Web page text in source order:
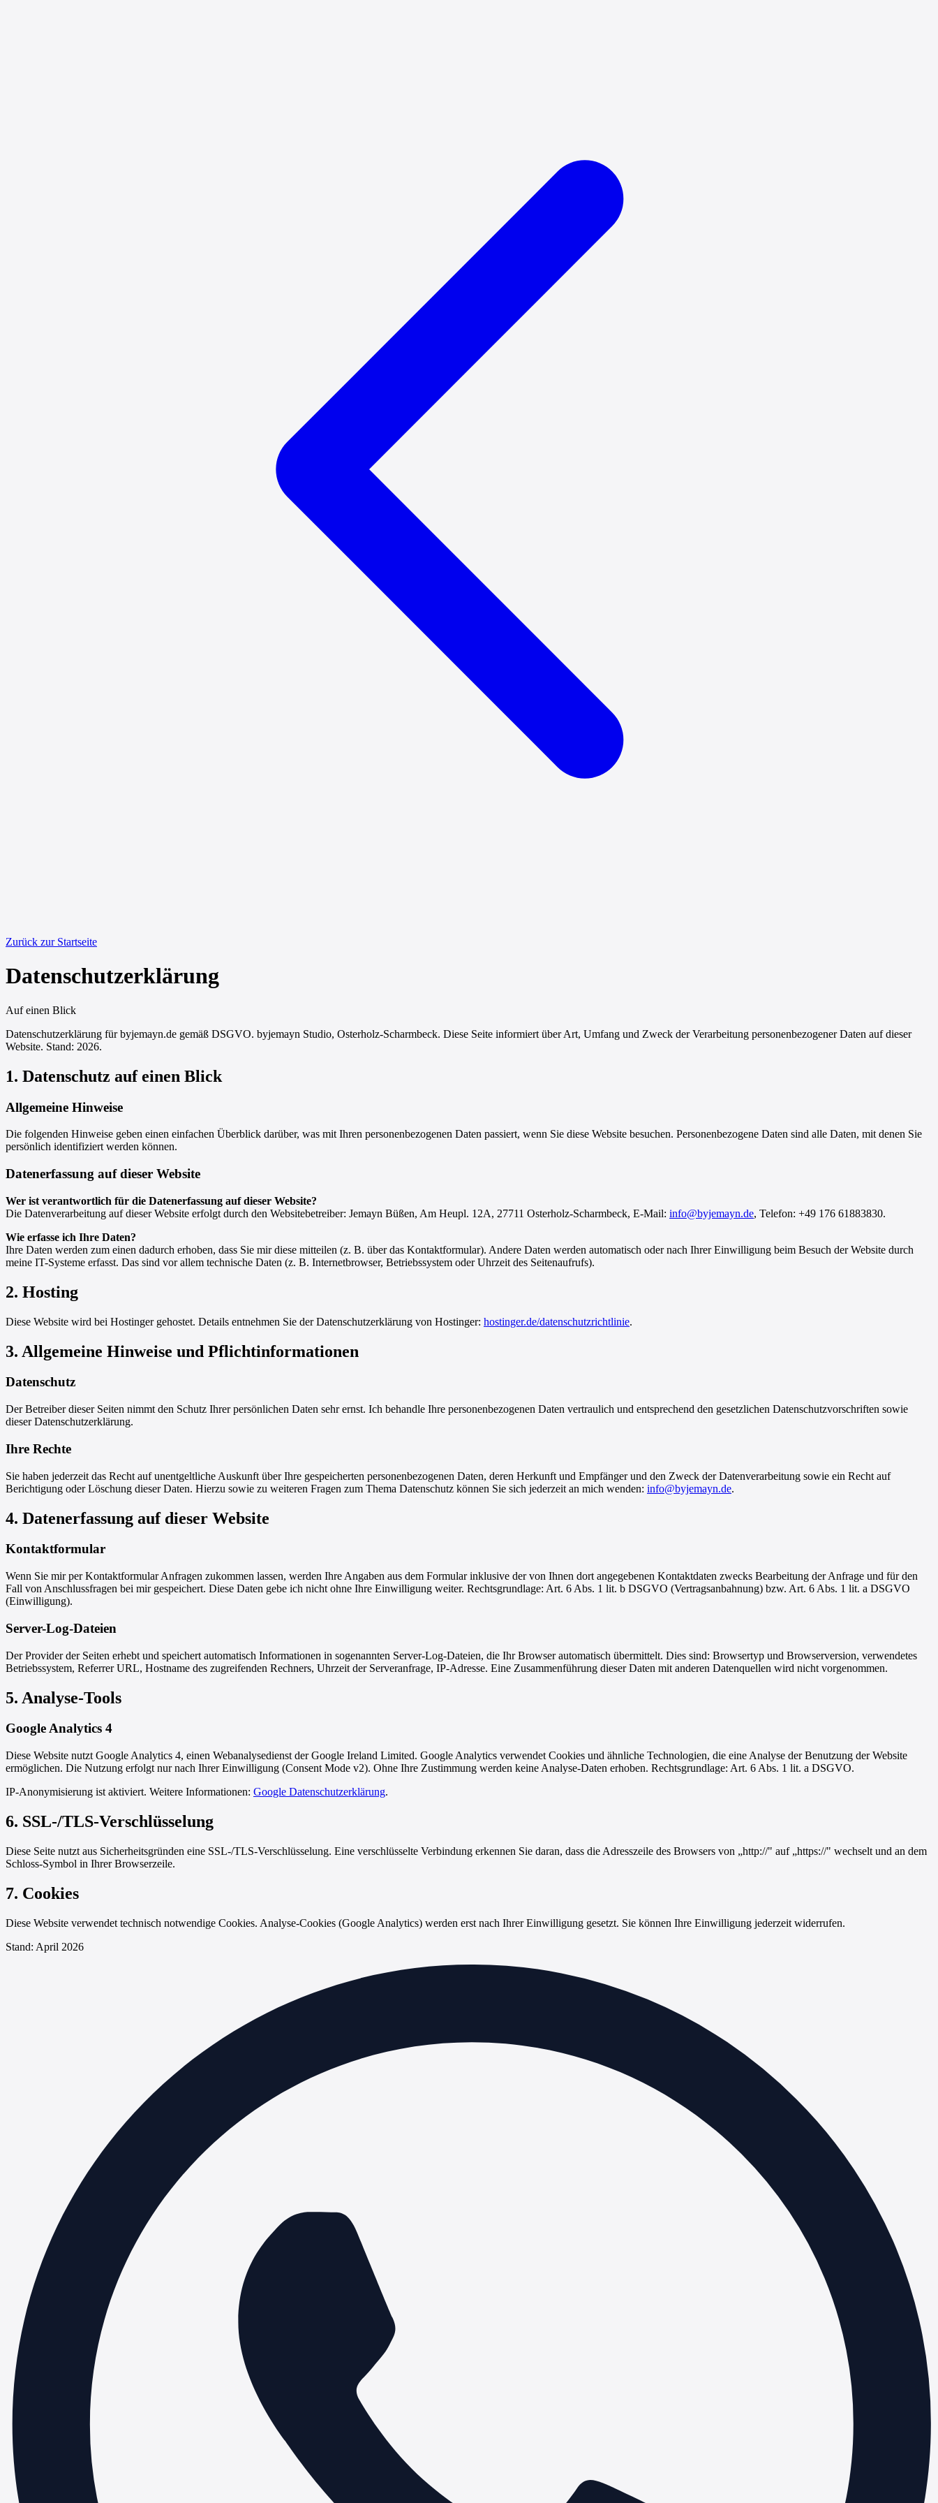
Zurück zur Startseite
Datenschutzerklärung
Auf einen Blick
Datenschutzerklärung für byjemayn.de gemäß DSGVO. byjemayn Studio, Osterholz-Scharmbeck. Diese Seite informiert über Art, Umfang und Zweck der Verarbeitung personenbezogener Daten auf dieser
Website. Stand: 2026.
1. Datenschutz auf einen Blick
Allgemeine Hinweise
Die folgenden Hinweise geben einen einfachen Überblick darüber, was mit Ihren personenbezogenen Daten passiert, wenn Sie diese Website besuchen. Personenbezogene Daten sind alle Daten, mit denen Sie
persönlich identifiziert werden können.
Datenerfassung auf dieser Website
Wer ist verantwortlich für die Datenerfassung auf dieser Website?
Die Datenverarbeitung auf dieser Website erfolgt durch den Websitebetreiber: Jemayn Büßen, Am Heupl. 12A, 27711 Osterholz-Scharmbeck, E-Mail: info@byjemayn.de, Telefon: +49 176 61883830.
Wie erfasse ich Ihre Daten?
Ihre Daten werden zum einen dadurch erhoben, dass Sie mir diese mitteilen (z. B. über das Kontaktformular). Andere Daten werden automatisch oder nach Ihrer Einwilligung beim Besuch der Website durch
meine IT-Systeme erfasst. Das sind vor allem technische Daten (z. B. Internetbrowser, Betriebssystem oder Uhrzeit des Seitenaufrufs).
2. Hosting
Diese Website wird bei Hostinger gehostet. Details entnehmen Sie der Datenschutzerklärung von Hostinger: hostinger.de/datenschutzrichtlinie.
3. Allgemeine Hinweise und Pflichtinformationen
Datenschutz
Der Betreiber dieser Seiten nimmt den Schutz Ihrer persönlichen Daten sehr ernst. Ich behandle Ihre personenbezogenen Daten vertraulich und entsprechend den gesetzlichen Datenschutzvorschriften sowie
dieser Datenschutzerklärung.
Ihre Rechte
Sie haben jederzeit das Recht auf unentgeltliche Auskunft über Ihre gespeicherten personenbezogenen Daten, deren Herkunft und Empfänger und den Zweck der Datenverarbeitung sowie ein Recht auf
Berichtigung oder Löschung dieser Daten. Hierzu sowie zu weiteren Fragen zum Thema Datenschutz können Sie sich jederzeit an mich wenden: info@byjemayn.de.
4. Datenerfassung auf dieser Website
Kontaktformular
Wenn Sie mir per Kontaktformular Anfragen zukommen lassen, werden Ihre Angaben aus dem Formular inklusive der von Ihnen dort angegebenen Kontaktdaten zwecks Bearbeitung der Anfrage und für den
Fall von Anschlussfragen bei mir gespeichert. Diese Daten gebe ich nicht ohne Ihre Einwilligung weiter. Rechtsgrundlage: Art. 6 Abs. 1 lit. b DSGVO (Vertragsanbahnung) bzw. Art. 6 Abs. 1 lit. a DSGVO
(Einwilligung).
Server-Log-Dateien
Der Provider der Seiten erhebt und speichert automatisch Informationen in sogenannten Server-Log-Dateien, die Ihr Browser automatisch übermittelt. Dies sind: Browsertyp und Browserversion, verwendetes
Betriebssystem, Referrer URL, Hostname des zugreifenden Rechners, Uhrzeit der Serveranfrage, IP-Adresse. Eine Zusammenführung dieser Daten mit anderen Datenquellen wird nicht vorgenommen.
5. Analyse-Tools
Google Analytics 4
Diese Website nutzt Google Analytics 4, einen Webanalysedienst der Google Ireland Limited. Google Analytics verwendet Cookies und ähnliche Technologien, die eine Analyse der Benutzung der Website
ermöglichen. Die Nutzung erfolgt nur nach Ihrer Einwilligung (Consent Mode v2). Ohne Ihre Zustimmung werden keine Analyse-Daten erhoben. Rechtsgrundlage: Art. 6 Abs. 1 lit. a DSGVO.
IP-Anonymisierung ist aktiviert. Weitere Informationen: Google Datenschutzerklärung.
6. SSL-/TLS-Verschlüsselung
Diese Seite nutzt aus Sicherheitsgründen eine SSL-/TLS-Verschlüsselung. Eine verschlüsselte Verbindung erkennen Sie daran, dass die Adresszeile des Browsers von „http://" auf „https://" wechselt und an dem
Schloss-Symbol in Ihrer Browserzeile.
7. Cookies
Diese Website verwendet technisch notwendige Cookies. Analyse-Cookies (Google Analytics) werden erst nach Ihrer Einwilligung gesetzt. Sie können Ihre Einwilligung jederzeit widerrufen.
Stand: April 2026